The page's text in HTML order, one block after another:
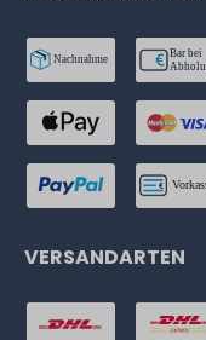
VERSANDARTEN